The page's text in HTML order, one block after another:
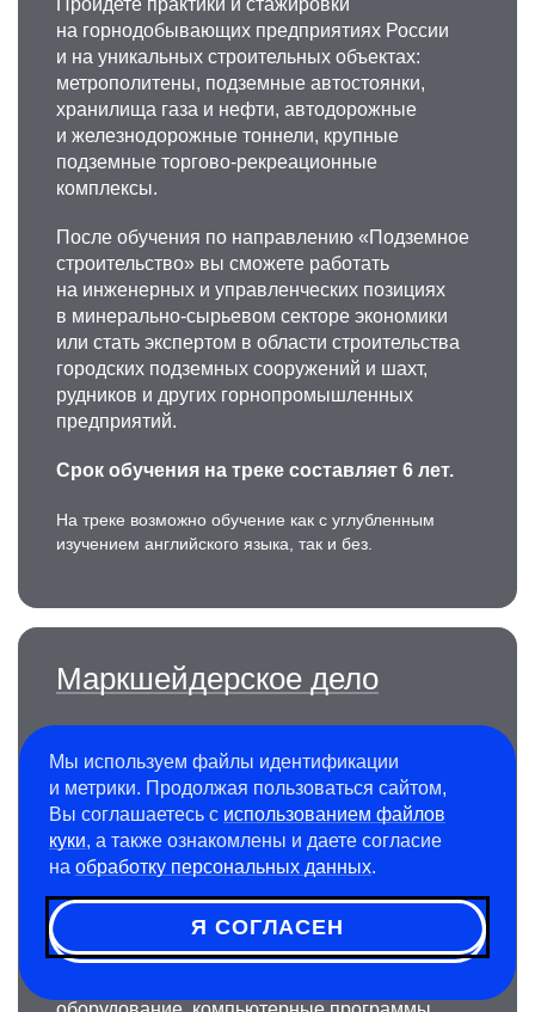
Пройдете практики и стажировки
на горнодобывающих предприятиях России
и на уникальных строительных объектах:
метрополитены, подземные автостоянки,
хранилища газа и нефти, автодорожные
и железнодорожные тоннели, крупные
подземные торгово-рекреационные
комплексы.
После обучения по направлению «Подземное
строительство» вы сможете работать
на инженерных и управленческих позициях
в минерально-сырьевом секторе экономики
или стать экспертом в области строительства
городских подземных сооружений и шахт,
рудников и других горнопромышленных
предприятий.
Срок обучения на треке составляет 6 лет.
На треке возможно обучение как с углубленным
изучением английского языка, так и без.
Маркшейдерское дело
строительных, горнодобывающих
и нефтегазовых предприятий? Инженер-
маркшейдер осуществляет планирование
и контроль всех этапов строительства
подземных сооружений и добычи полезных
ископаемых, используя современные
электронные и лазерные приборы, цифровые
инструменты, беспилотные летательные
Мы используем файлы идентификации
и метрики. Продолжая пользоваться сайтом,
Вы соглашаетесь с использованием файлов
куки, а также ознакомлены и даете согласие
на обработку персональных данных.
Я СОГЛАСЕН